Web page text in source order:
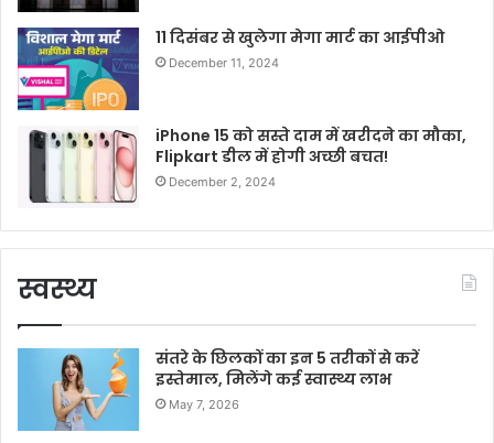
11 दिसंबर से खुलेगा मेगा मार्ट का आईपीओ
December 11, 2024
iPhone 15 को सस्ते दाम में खरीदने का मौका,
Flipkart डील में होगी अच्छी बचत!
December 2, 2024
स्वस्थ्य
संतरे के छिलकों का इन 5 तरीकों से करें
इस्तेमाल, मिलेंगे कई स्वास्थ्य लाभ
May 7, 2026